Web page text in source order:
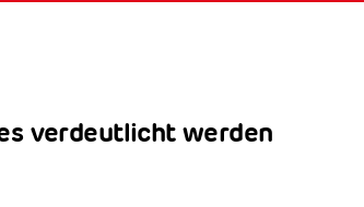
verdeutlicht werden